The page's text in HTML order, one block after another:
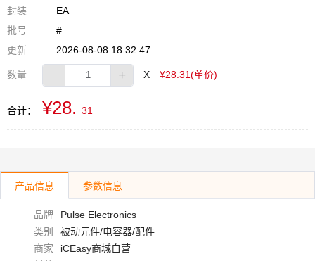
封装
EA
批号
#
更新
2026-08-08 18:32:47
数量 X ¥28.31(单价)
合计： ¥28. 31
产品信息 参数信息
品牌
Pulse Electronics
类别
被动元件/电容器/配件
商家
iCEasy商城自营